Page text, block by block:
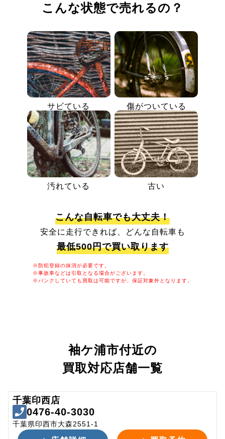
こんな状態で売れるの？
サビている 傷がついている
汚れている 古い
こんな自転車でも大丈夫！
安全に走行できれば、どんな自転車も
最低500円で買い取ります
※防犯登録の抹消が必要です。
※事故車などは引取となる場合がございます。
※パンクしていても買取は可能ですが、保証対象外となります。
袖ケ浦市付近の
買取対応店舗一覧
千葉印西店
0476-40-3030
千葉県印西市大森2551-1